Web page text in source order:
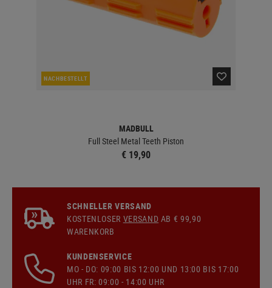
NACHBESTELLT
MADBULL
Full Steel Metal Teeth Piston
€ 19,90
SCHNELLER VERSAND
KOSTENLOSER VERSAND AB € 99,90
WARENKORB
KUNDENSERVICE
MO - DO: 09:00 BIS 12:00 UND 13:00 BIS 17:00
UHR FR: 09:00 - 14:00 UHR